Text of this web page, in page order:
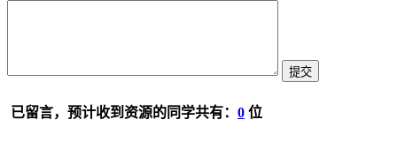
已留言，预计收到资源的同学共有： 0 位